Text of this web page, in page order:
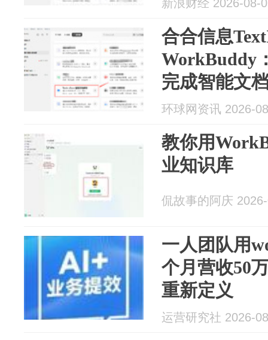
新浪财经 2026-08-
合合信息
WorkBuddy
完成智能文
环球网资讯 2026-
教你用
业知识库
侃故事的阿庆
一人团队用
个月营收50
重新定义
运营研究社 2026-